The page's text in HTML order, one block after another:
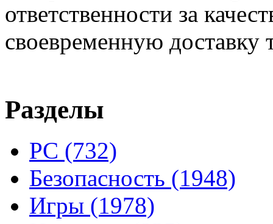
ответственности за
своевременную доставку
Разделы
PC (732)
Безопасность (1948)
Игры (1978)